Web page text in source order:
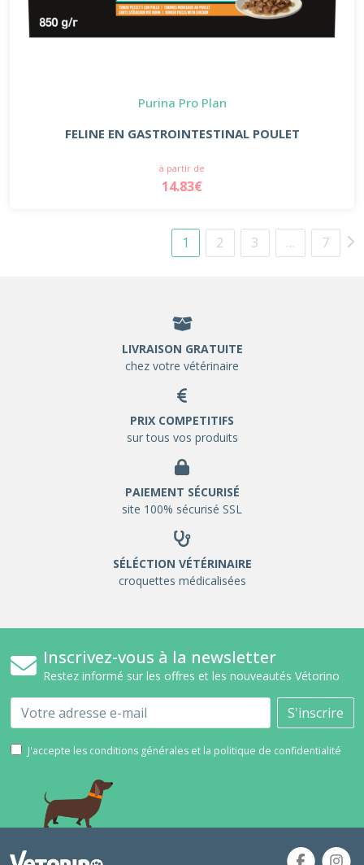
Purina Pro Plan
FELINE EN GASTROINTESTINAL POULET
à partir de
14.83€
1 2 3 … 7
LIVRAISON GRATUITE
chez votre vétérinaire
PRIX COMPETITIFS
sur tous vos produits
PAIEMENT SÉCURISÉ
site 100% sécurisé SSL
SÉLÉCTION VÉTÉRINAIRE
croquettes médicalisées
Inscrivez-vous à la newsletter
Restez informé sur les offres et les nouveautés Vétorino
Email S'inscrire
J'accepte les conditions générales et la politique de confidentialité